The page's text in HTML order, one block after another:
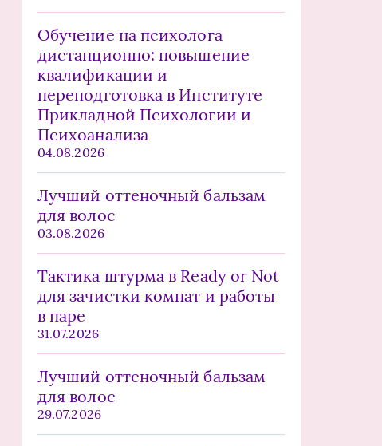
Обучение на психолога
дистанционно: повышение
квалификации и
переподготовка в Институте
Прикладной Психологии и
Психоанализа
04.08.2026
Лучший оттеночный бальзам
для волос
03.08.2026
Тактика штурма в Ready or Not
для зачистки комнат и работы
в паре
31.07.2026
Лучший оттеночный бальзам
для волос
29.07.2026